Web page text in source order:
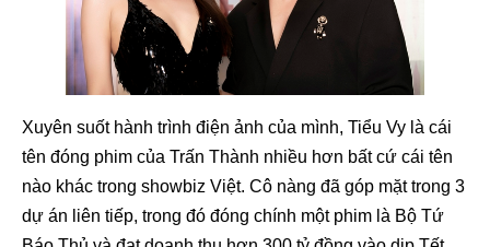
Xuyên suốt hành trình điện ảnh của mình, Tiểu Vy là cái
tên đóng phim của Trấn Thành nhiều hơn bất cứ cái tên
nào khác trong showbiz Việt. Cô nàng đã góp mặt trong 3
dự án liên tiếp, trong đó đóng chính một phim là Bộ Tứ